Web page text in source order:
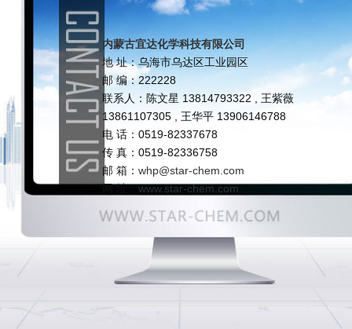
内蒙古宜达化学科技有限公司
地 址：乌海市乌达区工业园区
邮 编：222228
联系人：陈文星 13814793322 , 王紫薇
13861107305 , 王华平 13906146788
电 话：0519-82337678
传 真：0519-82336758
邮 箱： whp@star-chem.com
网 址：www.star-chem.com